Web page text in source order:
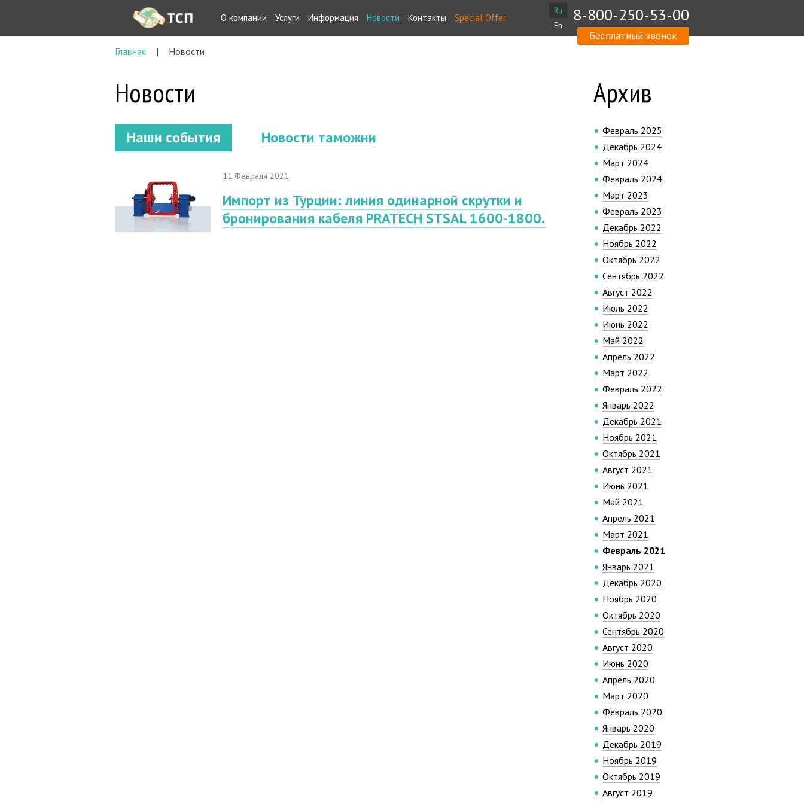
8-800-250-53-00
Бесплатный звонок
Ru
En
О компании Услуги Информация Новости Контакты Special Offer
Главная Новости
Архив
Февраль 2025
Декабрь 2024
Март 2024
Февраль 2024
Март 2023
Февраль 2023
Декабрь 2022
Ноябрь 2022
Октябрь 2022
Сентябрь 2022
Август 2022
Июль 2022
Июнь 2022
Май 2022
Апрель 2022
Март 2022
Февраль 2022
Январь 2022
Декабрь 2021
Ноябрь 2021
Октябрь 2021
Август 2021
Июнь 2021
Май 2021
Апрель 2021
Март 2021
Февраль 2021
Январь 2021
Декабрь 2020
Ноябрь 2020
Октябрь 2020
Сентябрь 2020
Август 2020
Июнь 2020
Апрель 2020
Март 2020
Февраль 2020
Январь 2020
Декабрь 2019
Ноябрь 2019
Октябрь 2019
Август 2019
Новости
Наши события Новости таможни
11 Февраля 2021
Импорт из Турции: линия одинарной скрутки и
бронирования кабеля PRATECH STSAL 1600-1800.